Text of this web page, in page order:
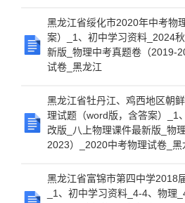
黑龙江省绥化市2020年中考物
案）_1、初中学习资料_2024
新版_物理中考真题卷（2019-
试卷_黑龙江
黑龙江省牡丹江、鸡西地区朝
理试题（word版，含答案）_1
改版_八上物理课件最新版_物
2023）_2020中考物理试卷_黑
黑龙江省富锦市第四中学2018
_1、初中学习资料_4-4、物理